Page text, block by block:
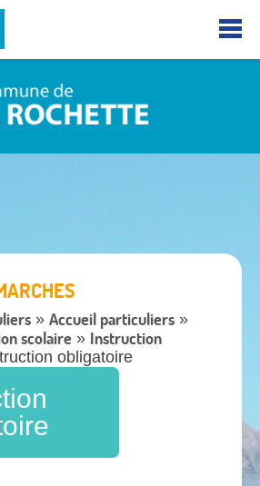
» Accueil particuliers »
scolaire » Instruction
obligatoire